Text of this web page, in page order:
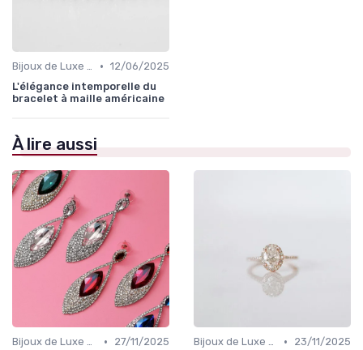
Bijoux de Luxe pour Femmes • 12/06/2025
L'élégance intemporelle du
bracelet à maille américaine
À lire aussi
Bijoux de Luxe pour Hommes •
27/11/2025
Bijoux de Luxe pour Femmes •
23/11/2025